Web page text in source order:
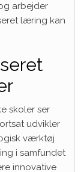
arbejder
læring kan
skoler ser
udvikler
værktøj
i samfundet
innovative